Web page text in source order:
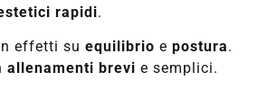
rapidi.
effetti suequilibrio epostura.
allenamenti brevi e semplici.